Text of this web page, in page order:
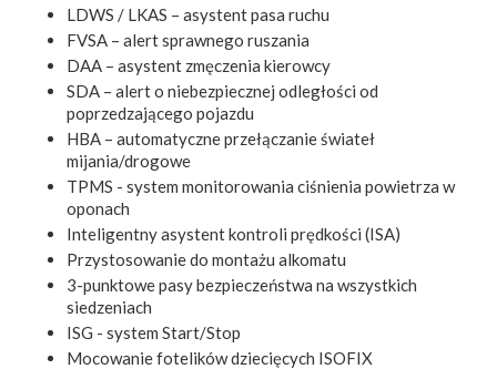
LDWS / LKAS – asystent pasa ruchu
FVSA – alert sprawnego ruszania
DAA – asystent zmęczenia kierowcy
SDA – alert o niebezpiecznej odległości od
poprzedzającego pojazdu
HBA – automatyczne przełączanie świateł
mijania/drogowe
TPMS - system monitorowania ciśnienia powietrza w
oponach
Inteligentny asystent kontroli prędkości (ISA)
Przystosowanie do montażu alkomatu
3-punktowe pasy bezpieczeństwa na wszystkich
siedzeniach
ISG - system Start/Stop
Mocowanie fotelików dziecięcych ISOFIX